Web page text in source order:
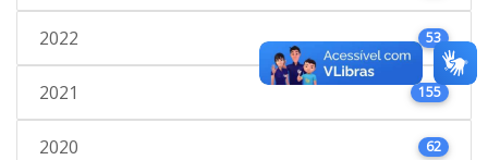
2022 53
2021 155
2020 62